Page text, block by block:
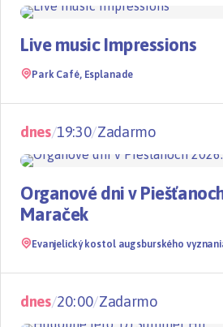
Live music Impressions
Park Café, Esplanade
dnes/19:30/Zadarmo
Organové dni v
Maraček
Evanjelický kostol augsburského
dnes/20:00/Zadarmo